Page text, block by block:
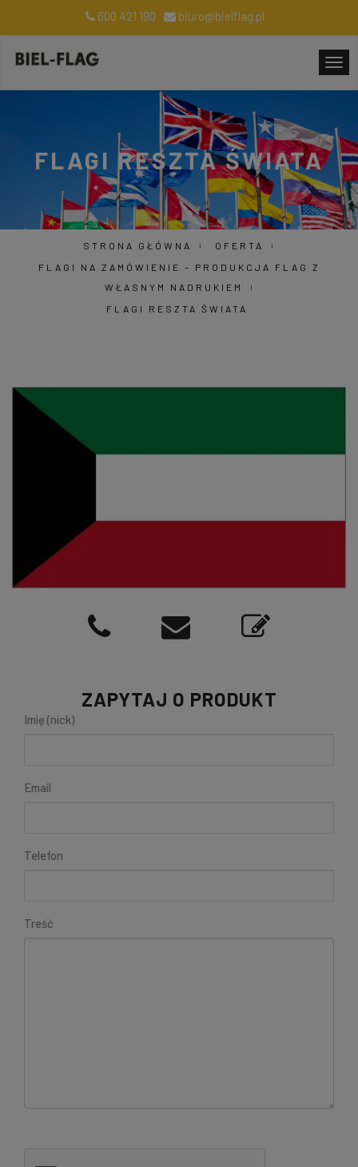
600 421 190 biuro@bielflag.pl
FLAGI RESZTA ŚWIATA
STRONA GŁÓWNA
OFERTA
FLAGI NA ZAMÓWIENIE – PRODUKCJA FLAG Z
WŁASNYM NADRUKIEM
FLAGI RESZTA ŚWIATA
ZAPYTAJ O PRODUKT
Imię (nick)
Email
Telefon
Treść